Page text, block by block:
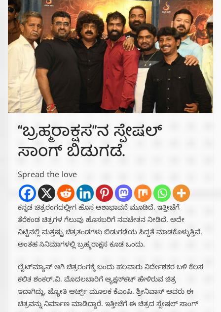
“ಬ್ರಹ್ಮರಾಕ್ಷಸ”ನ ಸ್ಪೇಷಲ್
ಸಾಂಗ್ ಬಿಡುಗಡೆ.
Spread the love
ಕನ್ನಡ ಚಿತ್ರರಂಗದಲ್ಲೀಗ ಹೊಸ ಆಶಾಭಾವನೆ ಮೂಡಿದೆ. ಇತ್ತೀಚೆಗೆ
ತೆರೆಕಂಡ ಚಿತ್ರಗಳ ಗೆಲುವು ಹೊಸಬರಿಗೆ ನವಚೇತನ‌ ನೀಡಿದೆ. ಅದೇ
ನಿಟ್ಟಿನಲ್ಲಿ ಮತ್ತಷ್ಟು ಚಿತ್ರತಂಡಗಳು ಬಿಡುಗಡೆಯ ಸಿದ್ದತೆ ಮಾಡಕೊಳ್ಳುತ್ತಿವೆ.
ಅಂತಹ ಸಿನಿಮಾಗಳಲ್ಲಿ ಬ್ರಹ್ಮರಾಕ್ಷಸ ಕೂಡ ಒಂದು.
ಲೈಟ್‌ಮ್ಯಾನ್ ಆಗಿ ಚಿತ್ರರಂಗಕ್ಕೆ ಬಂದು ಹಲವಾರು ನಿರ್ದೇಶಕರ ಬಳಿ ಕೆಲಸ
ಕಲಿತ ಶಂಕರ್.ವಿ. ಮೊದಲಬಾರಿಗೆ ಆ್ಯಕ್ಷನ್‌ಕಟ್ ಹೇಳಿರುವ ಚಿತ್ರ
ಇದಾಗಿದ್ದು, ಜ್ಯೋತಿ ಆರ್ಟ್ಸ್ ಮೂಲಕ ಕೆಎಂಪಿ. ಶ್ರೀನಿವಾಸ್ ಅವರು ಈ
ಚಿತ್ರವನ್ನು ನಿರ್ಮಾಣ ಮಾಡಿದ್ದಾರೆ. ಇತ್ತೀಚೆಗೆ ಈ ಚಿತ್ರದ ಸ್ಪೇಷಲ್ ಸಾಂಗ್